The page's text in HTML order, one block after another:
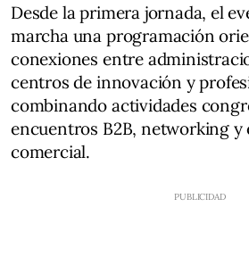
Desde la primera jornada, el
marcha una programación
conexiones entre
centros de innovación y
combinando actividades
encuentros B2B, networking y
comercial.